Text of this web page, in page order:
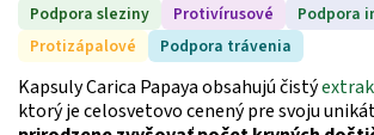
Podpora sleziny
Protivírusové
Podpora
Protizápalové
Podpora trávenia
Kapsuly Carica Papaya obsahujú čistý
ktorý je celosvetovo cenený pre svoju